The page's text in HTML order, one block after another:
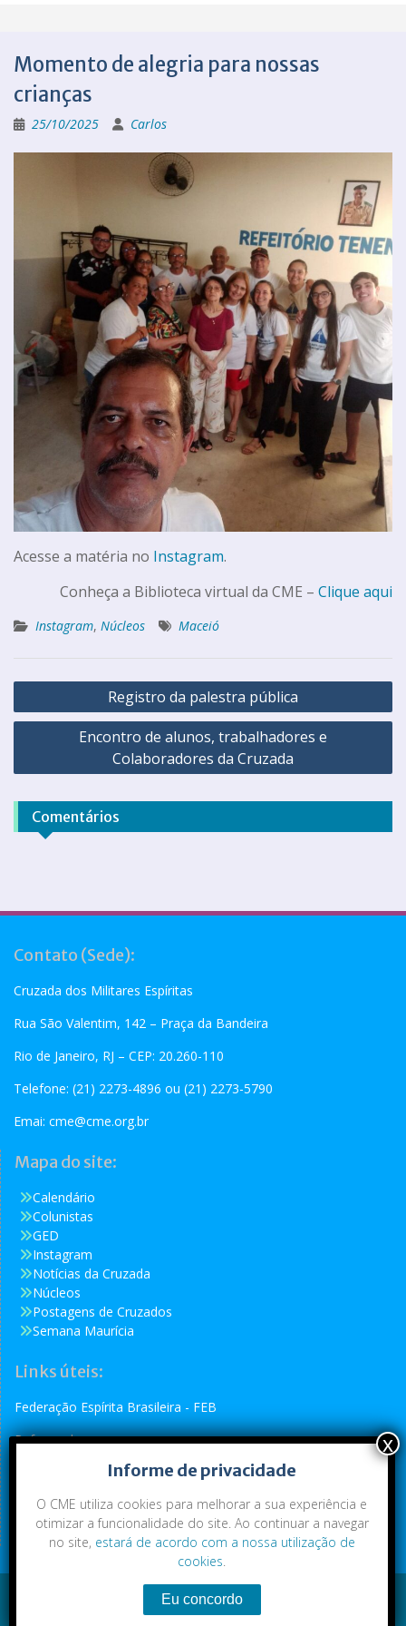
Momento de alegria para nossas
crianças
25/10/2025 Carlos
Acesse a matéria no Instagram.
Conheça a Biblioteca virtual da CME – Clique aqui
Instagram, Núcleos Maceió
Registro da palestra pública
Encontro de alunos, trabalhadores e
Colaboradores da Cruzada
Comentários
Contato (Sede):
Cruzada dos Militares Espíritas
Rua São Valentim, 142 – Praça da Bandeira
Rio de Janeiro, RJ – CEP: 20.260-110
Telefone: (21) 2273-4896 ou (21) 2273-5790
Emai: cme@cme.org.br
Mapa do site:
Calendário
Colunistas
GED
Instagram
Notícias da Cruzada
Núcleos
Postagens de Cruzados
Semana Maurícia
Links úteis:
Federação Espírita Brasileira - FEB
Reformador
Conselho Espírita Internacional - CEI
Conteúdo exclusivo da CME. Todos os direitos reservados.
Informe de privacidade
O CME utiliza cookies para melhorar a sua experiência e
otimizar a funcionalidade do site. Ao continuar a navegar
no site, estará de acordo com a nossa utilização de
cookies.